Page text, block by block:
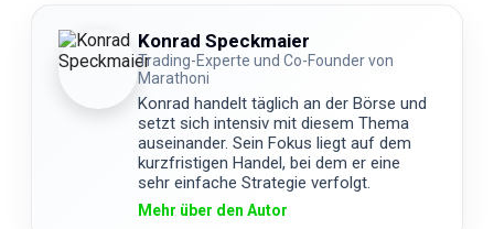
Konrad Speckmaier
Trading-Experte und Co-Founder von
Marathoni
Konrad handelt täglich an der Börse und
setzt sich intensiv mit diesem Thema
auseinander. Sein Fokus liegt auf dem
kurzfristigen Handel, bei dem er eine
sehr einfache Strategie verfolgt.
Mehr über den Autor